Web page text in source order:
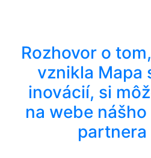
Rozhovor o
vznikla Mapa
inovácií, si
na webe
partnera